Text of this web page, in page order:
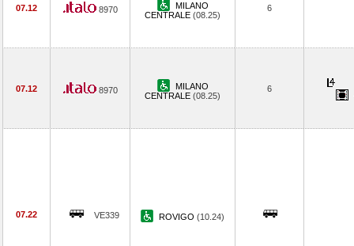
07.12 8970
MILANO
CENTRALE (08.25)
6
07.12 8970
MILANO
CENTRALE (08.25)
6
07.22 VE339 ROVIGO (10.24)